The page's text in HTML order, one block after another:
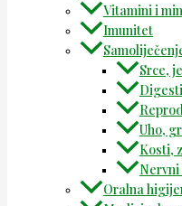
Vitamini i
Imunitet
Srce,
Uho,
Kosti,
Nervni
Oralna